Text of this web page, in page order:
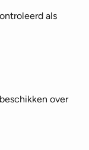
als
over